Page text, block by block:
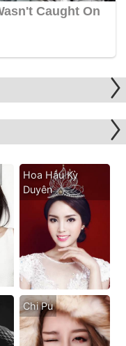
Hoa Hậu Kỳ
Duyên
Chi Pu